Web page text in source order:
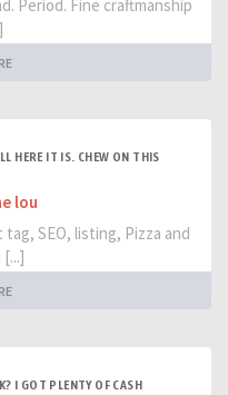
Period. Fine craftmanship
HERE IT IS. CHEW ON THIS
lou
SEO, listing, Pizza and
I GOT PLENTY OF CASH